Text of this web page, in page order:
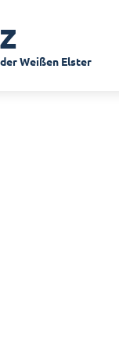
Thieme
Weißen Elster